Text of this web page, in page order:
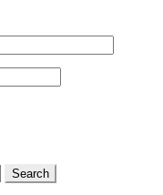
Search